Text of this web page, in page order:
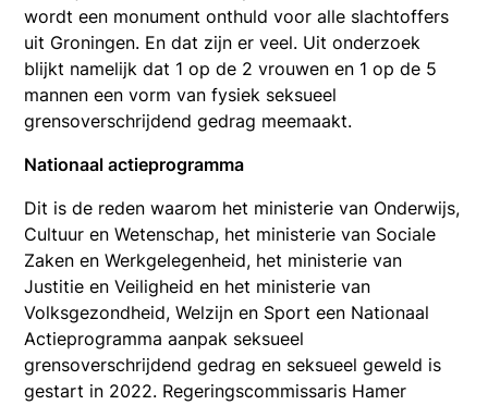
wordt een monument onthuld voor alle slachtoffers
uit Groningen. En dat zijn er veel. Uit onderzoek
blijkt namelijk dat 1 op de 2 vrouwen en 1 op de 5
mannen een vorm van fysiek seksueel
grensoverschrijdend gedrag meemaakt.
Nationaal actieprogramma
Dit is de reden waarom het ministerie van Onderwijs,
Cultuur en Wetenschap, het ministerie van Sociale
Zaken en Werkgelegenheid, het ministerie van
Justitie en Veiligheid en het ministerie van
Volksgezondheid, Welzijn en Sport een Nationaal
Actieprogramma aanpak seksueel
grensoverschrijdend gedrag en seksueel geweld is
gestart in 2022. Regeringscommissaris Hamer